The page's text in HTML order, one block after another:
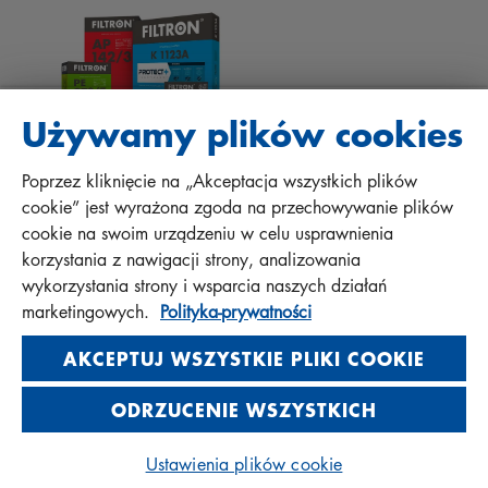
Protect+
FAQ
MANN+HUMMEL FT Poland
Sp. z o. o. Sp. k.
ul. Wrocławska 145, 63-800 GOSTYŃ, POLAND
Polityka prywatności
Impressum
społecznościowych
© 2026 MANN+HUMMEL. Wszelkie prawa zastrzeżone.
Używamy plików cookies
Poprzez kliknięcie na „Akceptacja wszystkich plików
cookie” jest wyrażona zgoda na przechowywanie plików
cookie na swoim urządzeniu w celu usprawnienia
korzystania z nawigacji strony, analizowania
wykorzystania strony i wsparcia naszych działań
marketingowych. Polityka-prywatności
AKCEPTUJ WSZYSTKIE PLIKI COOKIE
ODRZUCENIE WSZYSTKICH
Ustawienia plików cookie